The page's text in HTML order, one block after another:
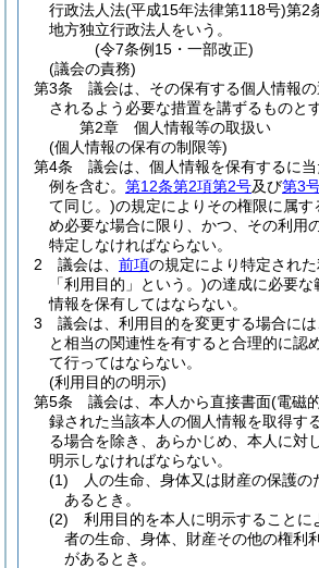
行政法人法(平成15年法律第118号)第2
地方独立行政法人をいう。
(令7条例15・一部改正)
(議会の責務)
第3条
議会は、その保有する個人情報
されるよう必要な措置を講ずるものとす
第2章
個人情報等の取扱い
(個人情報の保有の制限等)
第4条
議会は、個人情報を保有するに
例を含む。 第12条第2項第2号及び第3
て同じ。)の規定によりその権限に属す
め必要な場合に限り、かつ、その利用
特定しなければならない。
2
議会は、 前項の規定により特定され
「利用目的」という。)の達成に必要な
情報を保有してはならない。
3
議会は、利用目的を変更する場合に
と相当の関連性を有すると合理的に認
て行ってはならない。
(利用目的の明示)
第5条
議会は、本人から直接書面(電磁
録された当該本人の個人情報を取得す
る場合を除き、あらかじめ、本人に対
明示しなければならない。
(1)
人の生命、身体又は財産の保護
あるとき。
(2)
利用目的を本人に明示することに
者の生命、身体、財産その他の権利
があるとき。